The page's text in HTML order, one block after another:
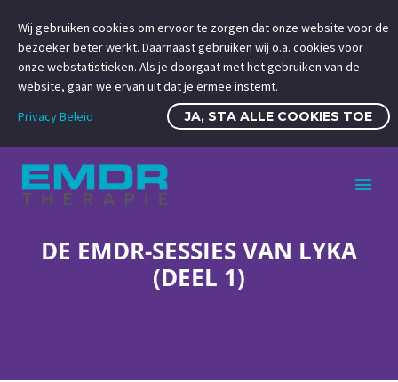
DE EMDR-SESSIES VAN LYKA
(DEEL 1)
Wij gebruiken cookies om ervoor te zorgen dat onze website voor de
bezoeker beter werkt. Daarnaast gebruiken wij o.a. cookies voor
onze webstatistieken. Als je doorgaat met het gebruiken van de
website, gaan we ervan uit dat je ermee instemt.
Privacy Beleid
JA, STA ALLE COOKIES TOE